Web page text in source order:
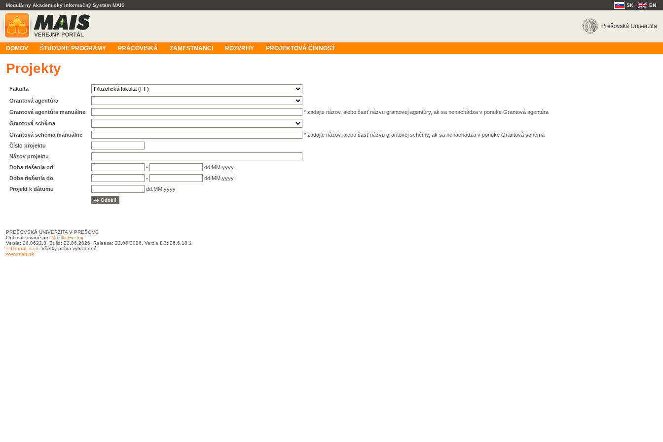
Modulárny Akademický Informačný Systém MAIS SK EN
DOMOV ŠTUDIJNÉ PROGRAMY PRACOVISKÁ ZAMESTNANCI ROZVRHY PROJEKTOVÁ ČINNOSŤ
Projekty
Fakulta
Grantová agentúra
Grantová agentúra manuálne
* zadajte názov, alebo časť názvu grantovej agentúry, ak sa nenachádza v ponuke Grantová agentúra
Grantová schéma
Grantová schéma manuálne
* zadajte názov, alebo časť názvu grantovej schémy, ak sa nenachádza v ponuke Grantová schéma
Číslo projektu
Názov projektu
Doba riešenia od
-
dd.MM.yyyy
Doba riešenia do
-
dd.MM.yyyy
Projekt k dátumu
dd.MM.yyyy
PREŠOVSKÁ UNIVERZITA V PREŠOVE
Optimalizované pre Mozilla Firefox
Verzia: 26.0622.3, Build: 22.06.2026, Release: 22.06.2026, Verzia DB: 26.6.18.1
© ITernal, s.r.o. Všetky práva vyhradené
www.mais.sk